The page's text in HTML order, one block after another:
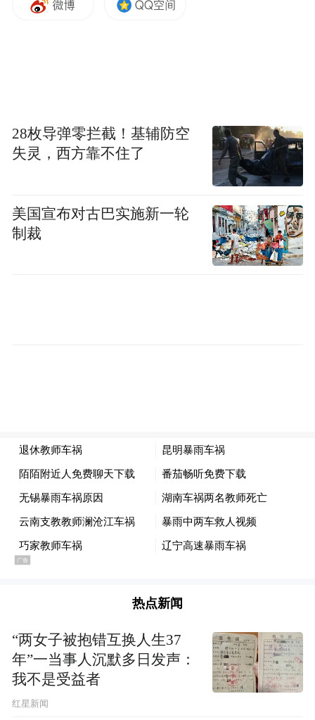
一对母女正蜷缩在雨中
母亲跪坐在草地上，明显受伤
没有多余商量
两人默契靠边停车
分工合作，上前施救
雷朗蹲下身安抚惊慌母女
询问伤情
但受伤的母亲惊慌失措
28枚导弹零拦截！基辅防空
失灵，西方靠不住了
美国宣布对古巴实施新一轮
制裁
热点新闻
“两女子被抱错互换人生37
年”一当事人沉默多日发声：
我不是受益者
红星新闻